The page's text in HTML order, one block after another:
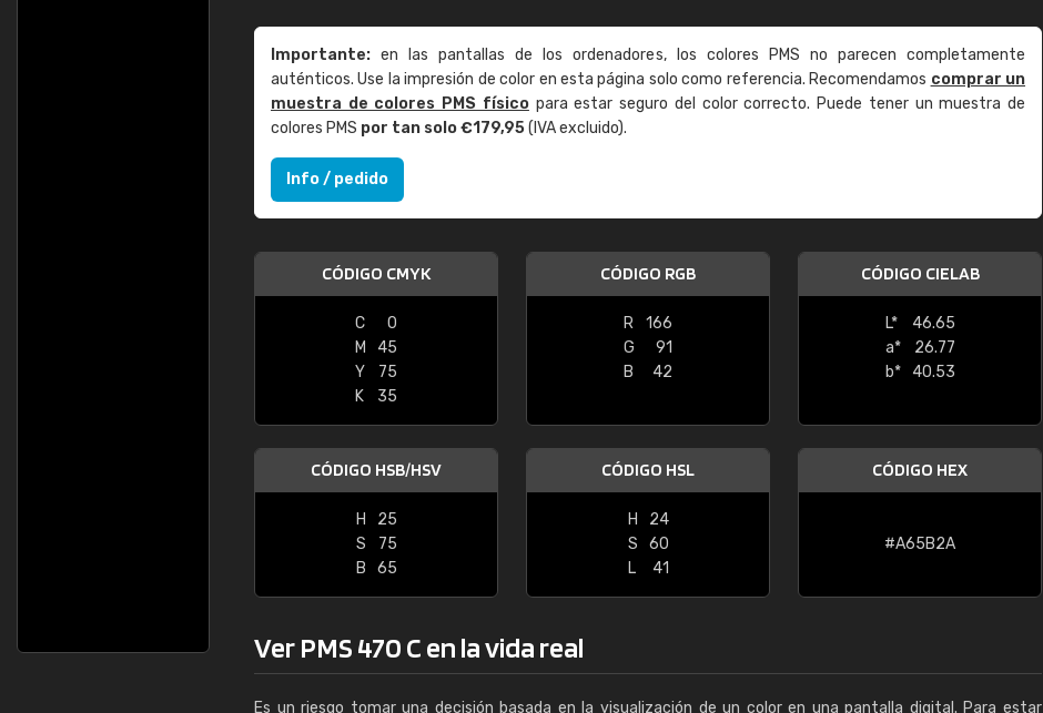
Importante: en las pantallas de los ordenadores, los colores PMS no parecen completamente
auténticos. Use la impresión de color en esta página solo como referencia. Recomendamos comprar un
muestra de colores PMS físicopara estar seguro del color correcto. Puede tener un muestra de
colores PMS por tan solo €179,95(IVA excluido).
Info / pedido
CÓDIGO CMYK
C
0
M
45
Y
75
K
35
CÓDIGO RGB
R
166
G
91
B
42
CÓDIGO CIELAB
L*
46.65
a*
26.77
b*
40.53
CÓDIGO HSB/HSV
H
25
S
75
B
65
CÓDIGO HSL
H
24
S
60
L
41
CÓDIGO HEX
#A65B2A
Ver PMS 470 C en la vida real
Es un riesgo tomar una decisión basada en la visualización de un color en una pantalla digital. Para estar
"Buen servicio. No obstante No es fácil
encontrar/comprar lo que se busca"